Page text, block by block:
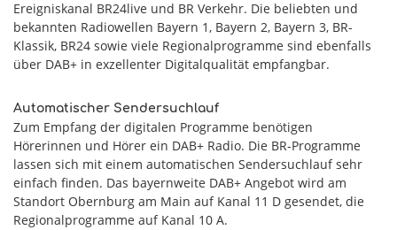
Ereigniskanal BR24live und BR Verkehr. Die beliebten und
bekannten Radiowellen Bayern 1, Bayern 2, Bayern 3, BR-
Klassik, BR24 sowie viele Regionalprogramme sind ebenfalls
über DAB+ in exzellenter Digitalqualität empfangbar.
Automatischer Sendersuchlauf
Zum Empfang der digitalen Programme benötigen
Hörerinnen und Hörer ein DAB+ Radio. Die BR-Programme
lassen sich mit einem automatischen Sendersuchlauf sehr
einfach finden. Das bayernweite DAB+ Angebot wird am
Standort Obernburg am Main auf Kanal 11 D gesendet, die
Regionalprogramme auf Kanal 10 A.